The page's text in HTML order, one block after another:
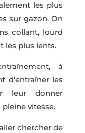
les plus
sur gazon. On
collant, lourd
les plus lents.
à
d’entraîner les
leur donner
pleine vitesse.
chercher de